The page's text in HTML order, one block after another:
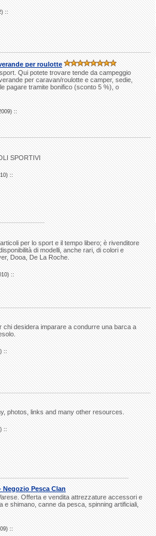
::
per roulotte
Qui potete trovare tende da campeggio
per caravan/roulotte e camper, sedie,
pagare tramite bonifico (sconto 5 %), o
::
SPORTIVI
::
per lo sport e il tempo libero; è rivenditore
di modelli, anche rari, di colori e
Dooa, De La Roche.
::
chi desidera imparare a condurre una barca a
::
photos, links and many other resources.
::
Pesca Clan
Offerta e vendita attrezzature accessori e
e shimano, canne da pesca, spinning artificiali,
::